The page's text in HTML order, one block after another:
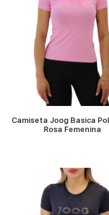
VER MÁS
Camiseta Joog Basica
Rosa Femenina